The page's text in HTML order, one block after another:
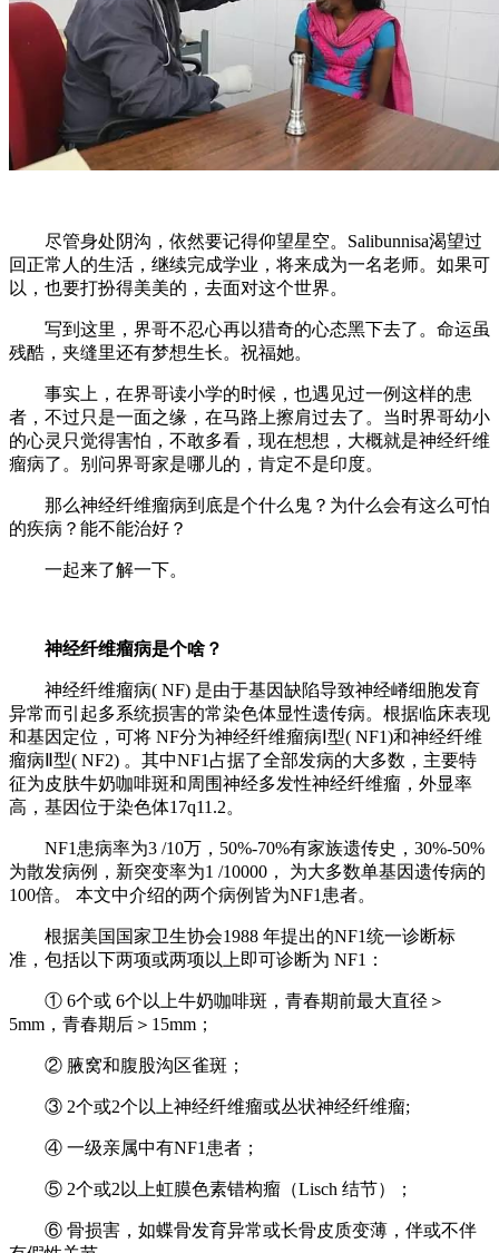
尽管身处阴沟，依然要记得仰望星空。Salibunnisa渴望过
回正常人的生活，继续完成学业，将来成为一名老师。如果可
以，也要打扮得美美的，去面对这个世界。
写到这里，界哥不忍心再以猎奇的心态黑下去了。命运虽
残酷，夹缝里还有梦想生长。祝福她。
事实上，在界哥读小学的时候，也遇见过一例这样的患
者，不过只是一面之缘，在马路上擦肩过去了。当时界哥幼小
的心灵只觉得害怕，不敢多看，现在想想，大概就是神经纤维
瘤病了。别问界哥家是哪儿的，肯定不是印度。
那么神经纤维瘤病到底是个什么鬼？为什么会有这么可怕
的疾病？能不能治好？
一起来了解一下。
神经纤维瘤病是个啥？
神经纤维瘤病( NF) 是由于基因缺陷导致神经嵴细胞发育
异常而引起多系统损害的常染色体显性遗传病。根据临床表现
和基因定位，可将 NF分为神经纤维瘤病Ⅰ型( NF1)和神经纤维
瘤病Ⅱ型( NF2) 。其中NF1占据了全部发病的大多数，主要特
征为皮肤牛奶咖啡斑和周围神经多发性神经纤维瘤，外显率
高，基因位于染色体17q11.2。
NF1患病率为3 /10万，50%-70%有家族遗传史，30%-50%
为散发病例，新突变率为1 /10000， 为大多数单基因遗传病的
100倍。 本文中介绍的两个病例皆为NF1患者。
根据美国国家卫生协会1988 年提出的NF1统一诊断标
准，包括以下两项或两项以上即可诊断为 NF1：
① 6个或 6个以上牛奶咖啡斑，青春期前最大直径＞
5mm，青春期后＞15mm；
② 腋窝和腹股沟区雀斑；
③ 2个或2个以上神经纤维瘤或丛状神经纤维瘤;
④ 一级亲属中有NF1患者；
⑤ 2个或2以上虹膜色素错构瘤（Lisch 结节）；
⑥ 骨损害，如蝶骨发育异常或长骨皮质变薄，伴或不伴